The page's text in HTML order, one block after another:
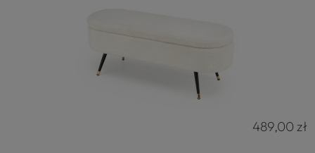
489,00 zł